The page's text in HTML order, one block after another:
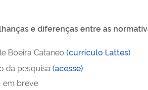
e diferenças entre as
Boeira Cataneo (currículo Lattes)
da pesquisa (acesse)
em breve